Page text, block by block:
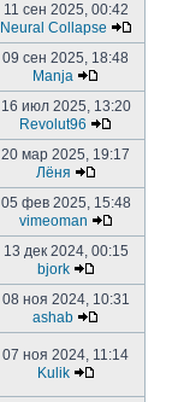
11 сен 2025, 00:42
Neural Collapse
09 сен 2025, 18:48
Manja
16 июл 2025, 13:20
Revolut96
20 мар 2025, 19:17
Лёня
05 фев 2025, 15:48
vimeoman
13 дек 2024, 00:15
bjork
08 ноя 2024, 10:31
ashab
07 ноя 2024, 11:14
Kulik